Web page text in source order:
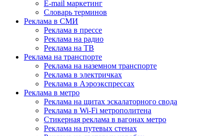
E-mail маркетинг
Словарь терминов
Реклама в СМИ
Реклама в прессе
Реклама на радио
Реклама на ТВ
Реклама на транспорте
Реклама на наземном транспорте
Реклама в электричках
Реклама в Аэроэкспрессах
Реклама в метро
Реклама на щитах эскалаторного свода
Реклама в Wi-Fi метрополитена
Стикерная реклама в вагонах метро
Реклама на путевых стенах